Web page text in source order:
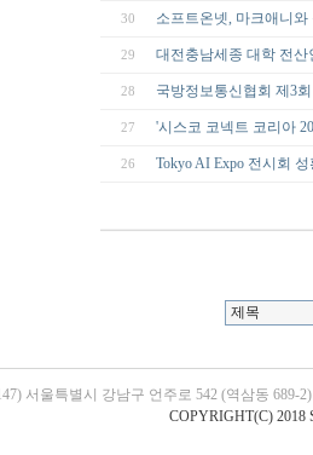
30 소프트온넷, 마크애니
29 대전충남세종 대학 전산
28 국방정보통신협회 제3
27 '시스코 코넥트 코리아
26 Tokyo AI Expo 전시회
서울특별시 강남구 언주로 542 (역삼동 689-
COPYRIGHT(C) 2018